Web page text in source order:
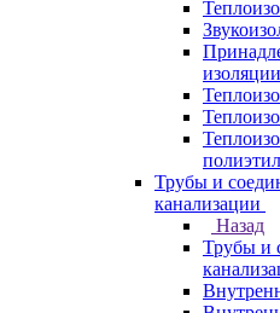
изоляции
Трубы и
канализации
Назад
Трубы и